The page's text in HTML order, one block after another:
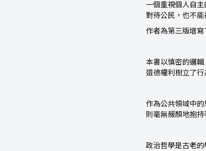
一個重視個人自
對待公民，也不
作者為第三版增
本書以慎密的邏
道德權利樹立了行
作為公共領域中
則毫無赧顏地抱持
政治哲學是古老